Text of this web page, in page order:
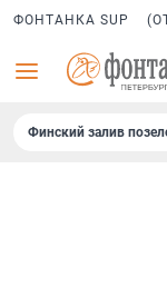
ФОНТАНКА SUP
Финский залив